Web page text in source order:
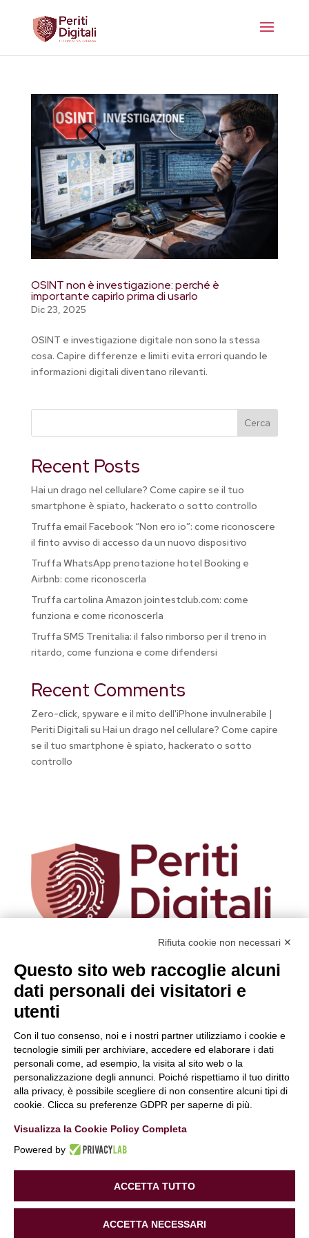
OSINT non è investigazione: perché è
importante capirlo prima di usarlo
Dic 23, 2025
OSINT e investigazione digitale non sono la stessa
cosa. Capire differenze e limiti evita errori quando le
informazioni digitali diventano rilevanti.
Cerca
Recent Posts
Hai un drago nel cellulare? Come capire se il tuo
smartphone è spiato, hackerato o sotto controllo
Truffa email Facebook “Non ero io”: come riconoscere
il finto avviso di accesso da un nuovo dispositivo
Truffa WhatsApp prenotazione hotel Booking e
Airbnb: come riconoscerla
Truffa cartolina Amazon jointestclub.com: come
funziona e come riconoscerla
Truffa SMS Trenitalia: il falso rimborso per il treno in
ritardo, come funziona e come difendersi
Recent Comments
Zero-click, spyware e il mito dell'iPhone invulnerabile |
Periti Digitali su Hai un drago nel cellulare? Come capire
se il tuo smartphone è spiato, hackerato o sotto
controllo
Hai bisogno di maggiori informazioni
o desideri
farci una domanda?
Clicca e compila il form. Verrai contattato
immediatamente!
Contattaci
Periti Digitaliè una Business unit di:
Alchimie Digitali Srl
Via Elia Rainusso, 110 – 41124 Modena (MO)
REA Modena 01/02/2005 N. 346879
Capitale sociale 20.000 Euro i.v.
Informative Privacy
Informativa navigatori sito internet–Condizioni Generali
Rifiuta cookie non necessari ✕
Questo sito web raccoglie alcuni
dati personali dei visitatori e
utenti
Con il tuo consenso, noi e i nostri partner utilizziamo i cookie e
tecnologie simili per archiviare, accedere ed elaborare i dati
personali come, ad esempio, la visita al sito web o la
personalizzazione degli annunci. Poiché rispettiamo il tuo diritto
alla privacy, è possibile scegliere di non consentire alcuni tipi di
cookie. Clicca su preferenze GDPR per saperne di più.
Visualizza la Cookie Policy Completa
Powered by
ACCETTA TUTTO
ACCETTA NECESSARI